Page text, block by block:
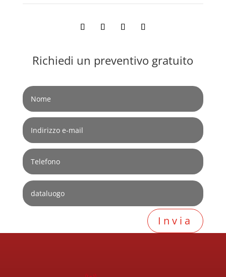
Richiedi un preventivo gratuito
Invia